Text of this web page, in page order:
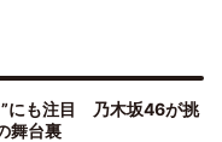
”にも注目 乃木坂46が挑
舞台裏